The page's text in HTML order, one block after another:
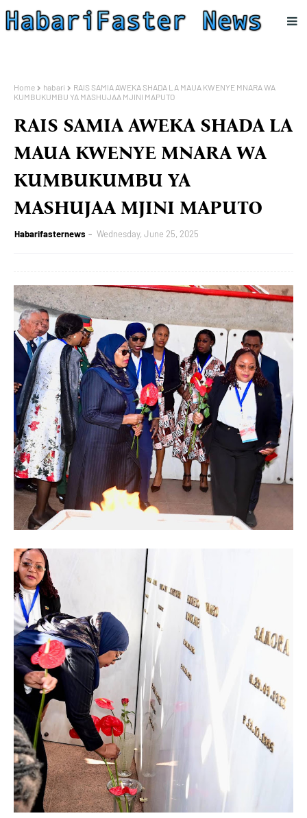
Home habari
RAIS SAMIA AWEKA SHADA LA MAUA KWENYE MNARA WA
KUMBUKUMBU YA MASHUJAA MJINI MAPUTO
RAIS SAMIA AWEKA SHADA LA
MAUA KWENYE MNARA WA
KUMBUKUMBU YA
MASHUJAA MJINI MAPUTO
Habarifasternews Wednesday, June 25, 2025